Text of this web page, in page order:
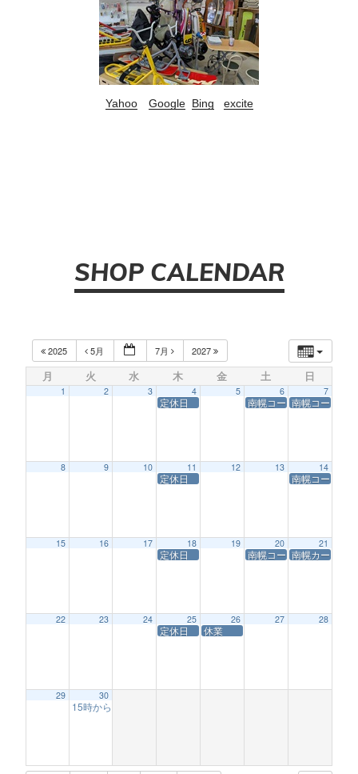
Yahoo Google Bing excite
SHOP CALENDAR
2025 5月 7月 2027
月 火 水 木 金 土 日
1 2 3 4
定休日
5 6
南幌コースサービス休業
7
南幌コースサ
8 9 10 11
定休日
12 13 14
南幌コースサ
15 16 17 18
定休日
19 20
南幌コースサービス休業
21
南幌カートレ
22 23 24 25
定休日
26
休業
27 28
29 30
15時からの営業(南幌チキチキレース)